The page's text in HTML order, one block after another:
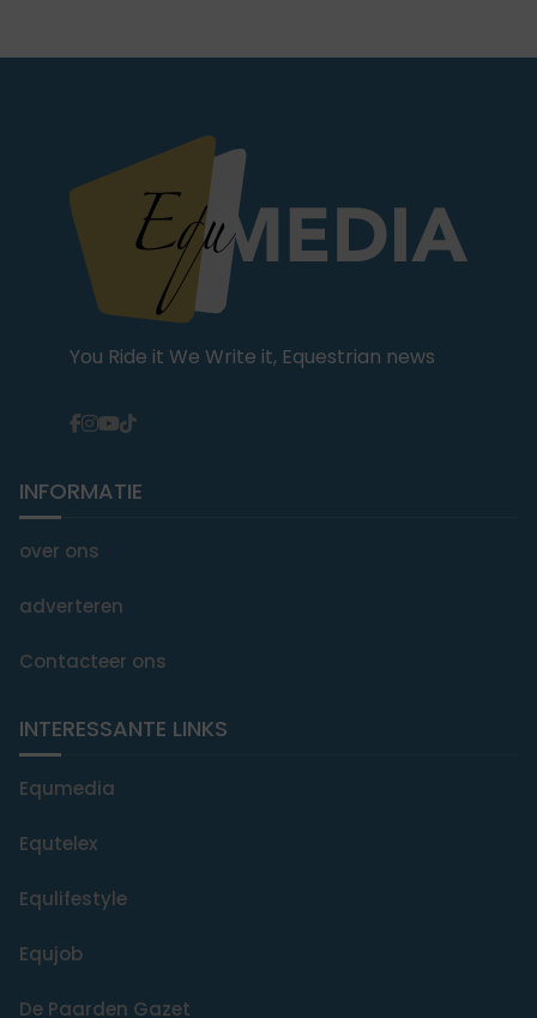
You Ride it We Write it, Equestrian news
INFORMATIE
over ons
adverteren
Contacteer ons
INTERESSANTE LINKS
Equmedia
Equtelex
Equlifestyle
Equjob
De Paarden Gazet